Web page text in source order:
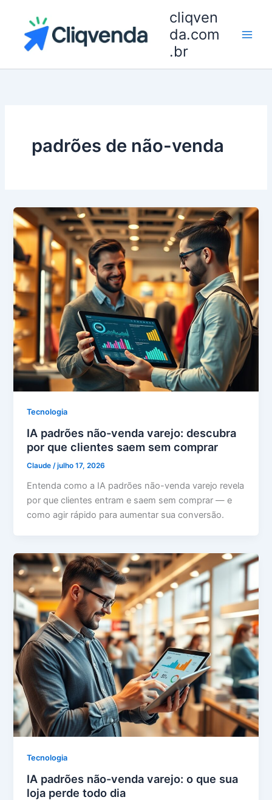
conteúdo
cliqven
da.com
.br
padrões de não-venda
Tecnologia
IA padrões não-venda varejo: descubra
por que clientes saem sem comprar
Claude/julho 17, 2026
Entenda como a IA padrões não-venda varejo revela
por que clientes entram e saem sem comprar — e
como agir rápido para aumentar sua conversão.
Tecnologia
IA padrões não-venda varejo: o que sua
loja perde todo dia